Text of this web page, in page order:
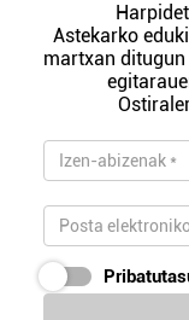
Astekarko
martxan